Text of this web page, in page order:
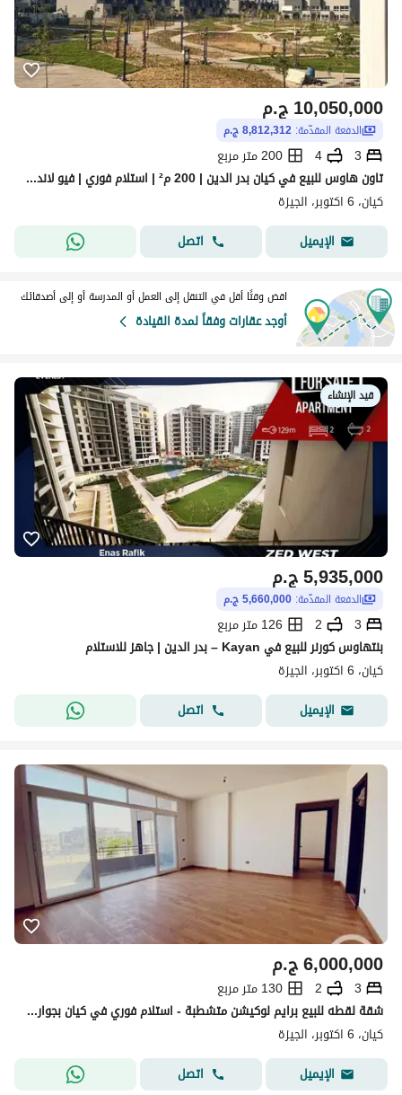
ج.م10,050,000
الدفعة المقدّمة: 8,812,312 ج.م
3
4
200 متر مربع
تاون هاوس للبيع في كيان بدر الدين | 200 م² | استلام فوري | فيو لاندسكيب
كيان، 6 اكتوبر، الجيزة
الإيميل
اتصل
اقض وقتًا أقل في التنقل إلى العمل أو المدرسة أو إلى أصدقائك
أوجد عقارات وفقاً لمدة القيادة
قيد الإنشاء
ج.م5,935,000
الدفعة المقدّمة: 5,660,000 ج.م
3
2
126 متر مربع
بنتهاوس كورنر للبيع في Kayan – بدر الدين | جاهز للاستلام
كيان، 6 اكتوبر، الجيزة
الإيميل
اتصل
ج.م6,000,000
3
2
130 متر مربع
شقة لقطه للبيع برايم لوكيشن متشطبة - استلام فوري في كيان بجوار ماوتن فيو اي سيتي
كيان، 6 اكتوبر، الجيزة
الإيميل
اتصل